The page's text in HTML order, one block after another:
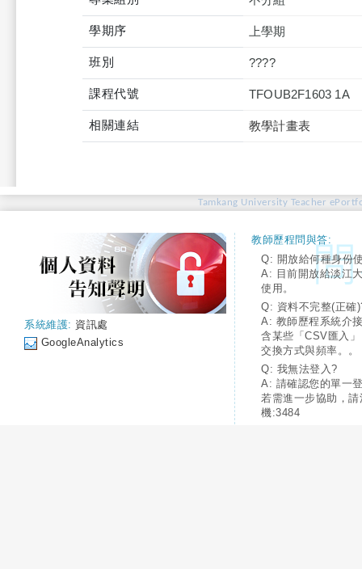
學期序 上學期
班別 ????
課程代號 TFOUB2F1603 1A
相關連結 教學計畫表
Tamkang University Teacher
系統維護: 資訊處
GoogleAnalytics
教師歷程問與答:
Q: 開放給何種身份
A: 目前開放給淡江
使用。
Q: 資料不完整(正確
A: 教師歷程系統介
含某些「CSV匯入
交換方式與頻率。。
Q: 我無法登入?
A: 請確認您的單一
若需進一步協助，
機:3484